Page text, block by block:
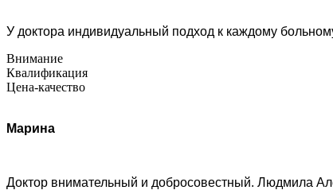
У доктора индивидуальный подход к каждому
Внимание
Квалификация
Цена-качество
Марина
Доктор внимательный и добросовестный. Людмила